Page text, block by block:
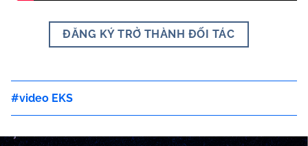
ĐĂNG KÝ TRỞ THÀNH ĐỐI TÁC
video EKS